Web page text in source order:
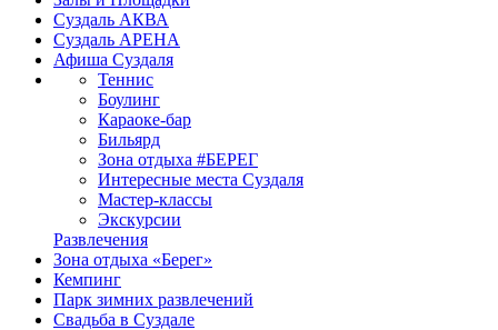
Суздаль АКВА
Суздаль АРЕНА
Афиша Суздаля
Теннис
Боулинг
Караоке-бар
Бильярд
Зона отдыха #БЕРЕГ
Интересные места Суздаля
Мастер-классы
Экскурсии
Развлечения
Зона отдыха «Берег»
Кемпинг
Парк зимних развлечений
Свадьба в Суздале